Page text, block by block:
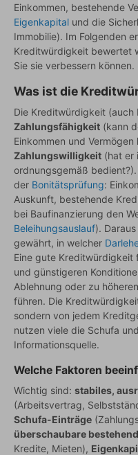
Einkommen, bestehende
Eigenkapital und die
Immobilie). Im Folgenden
Kreditwürdigkeit bewertet
Sie sie verbessern können.
Was ist die
Die Kreditwürdigkeit (auch
Zahlungsfähigkeit (kann
Einkommen und
Zahlungswilligkeit (hat er
ordnungsgemäß
der Bonitätsprüfung:
Auskunft, bestehende
bei Baufinanzierung den
Beleihungsauslauf).
gewährt, in welcher
Eine gute Kreditwürdigkeit
und günstigeren
Ablehnung oder zu
führen. Die
sondern von jedem
nutzen viele die Schufa
Informationsquelle.
Welche Faktoren
Wichtig sind: stabiles,
(Arbeitsvertrag,
Schufa-Einträge
überschaubare
Kredite, Mieten),